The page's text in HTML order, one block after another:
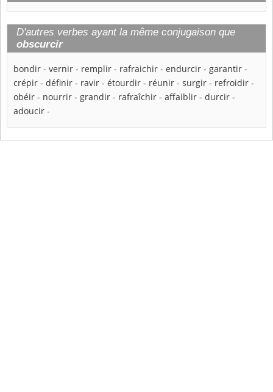
D'autres verbes ayant la même conjugaison que
obscurcir
bondir - vernir - remplir - rafraichir - endurcir - garantir -
crépir - définir - ravir - étourdir - réunir - surgir - refroidir -
obéir - nourrir - grandir - rafraîchir - affaiblir - durcir -
adoucir -